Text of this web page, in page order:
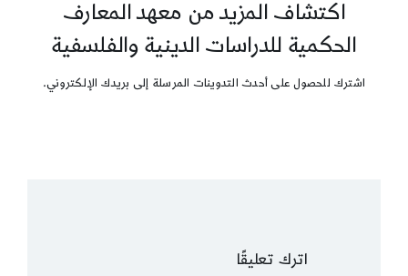
اكتشاف المزيد من معهد المعارف
الحكمية للدراسات الدينية والفلسفية
اشترك للحصول على أحدث التدوينات المرسلة إلى بريدك الإلكتروني.
اترك تعليقًا